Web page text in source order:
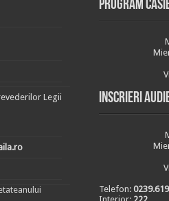
Legii
Program
Inscrieri
Telefon: